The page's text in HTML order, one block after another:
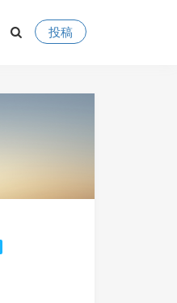
投稿